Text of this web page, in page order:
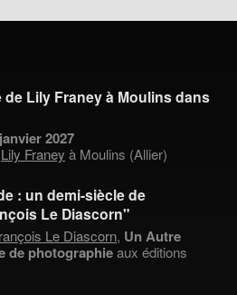
Lily Franey à Moulins dans
2027
Lily Franey à Moulins (Allier)
: un demi-siècle de
Le Diascorn"
Le Diascorn, Un Autre
de photographieaux éditions